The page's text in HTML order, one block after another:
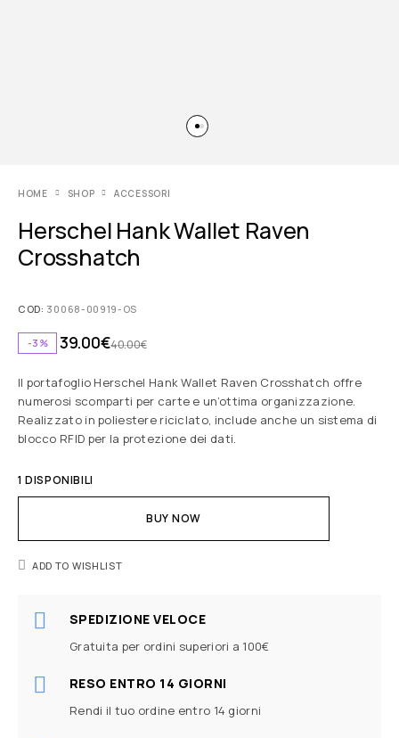
HOME SHOP ACCESSORI
Herschel Hank Wallet Raven
Crosshatch
COD: 30068-00919-OS
-3% 40.00€
39.00€
Il portafoglio Herschel Hank Wallet Raven Crosshatch offre
numerosi scomparti per carte e un’ottima organizzazione.
Realizzato in poliestere riciclato, include anche un sistema di
blocco RFID per la protezione dei dati.
1 DISPONIBILI
BUY NOW
ADD TO WISHLIST
SPEDIZIONE VELOCE
Gratuita per ordini superiori a 100€
RESO ENTRO 14 GIORNI
Rendi il tuo ordine entro 14 giorni